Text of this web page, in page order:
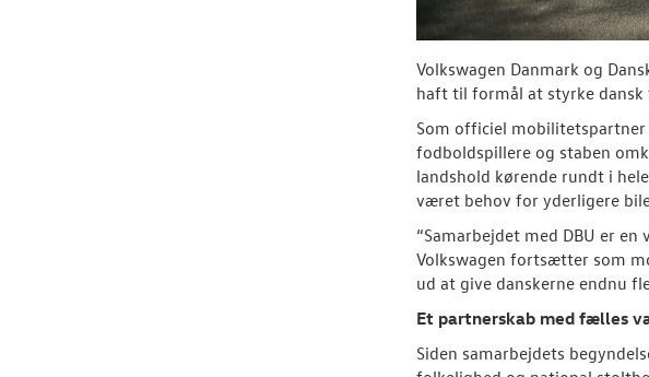
Volkswagen Danmark og
haft til formål at styrke
Som officiel mobilitetspartner
fodboldspillere og staben
landshold kørende rundt i
været behov for yderligere
“Samarbejdet med DBU er
Volkswagen fortsætter som
ud at give danskerne endnu
Et partnerskab med fælles
Siden samarbejdets